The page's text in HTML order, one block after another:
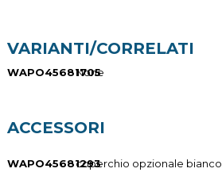
VARIANTI/CORRELATI
WAPO45681705
None
ACCESSORI
WAPO45681293coperchio opzionale bianco